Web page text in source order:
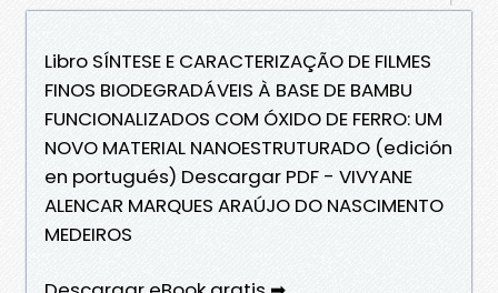
Libro SÍNTESE E CARACTERIZAÇÃO DE FILMES
FINOS BIODEGRADÁVEIS À BASE DE BAMBU
FUNCIONALIZADOS COM ÓXIDO DE FERRO: UM
NOVO MATERIAL NANOESTRUTURADO (edición
en portugués) Descargar PDF - VIVYANE
ALENCAR MARQUES ARAÚJO DO NASCIMENTO
MEDEIROS